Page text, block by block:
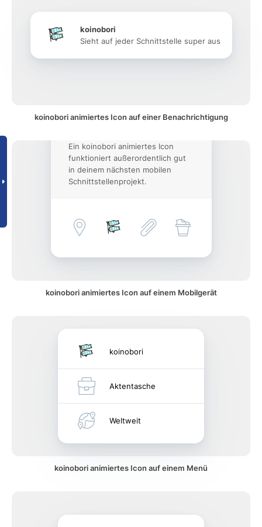
koinobori
Sieht auf jeder Schnittstelle super aus
koinobori animiertes Icon auf einer Benachrichtigung
Ein koinobori animiertes Icon
funktioniert außerordentlich gut
in deinem nächsten mobilen
Schnittstellenprojekt.
koinobori animiertes Icon auf einem Mobilgerät
koinobori
Aktentasche
Weltweit
koinobori animiertes Icon auf einem Menü